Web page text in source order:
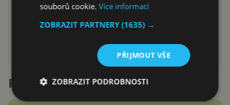
Recenze
souborů cookie.Více informací
ZOBRAZIT PARTNERY(1635) →
PŘIJMOUT VŠE
ZOBRAZIT PODROBNOSTI